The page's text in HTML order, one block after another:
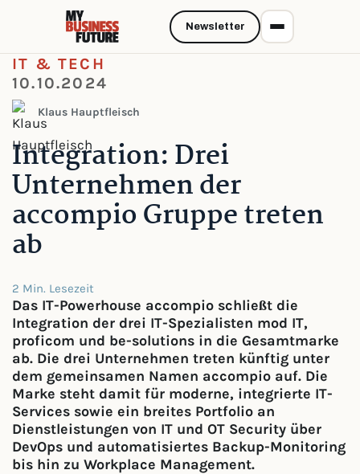
IT & TECH
10.10.2024
Klaus Hauptfleisch
Integration: Drei
Unternehmen der
accompio Gruppe treten
ab
2 Min. Lesezeit
Das IT-Powerhouse accompio schließt die
Integration der drei IT-Spezialisten mod IT,
proficom und be-solutions in die Gesamtmarke
ab. Die drei Unternehmen treten künftig unter
dem gemeinsamen Namen accompio auf. Die
Marke steht damit für moderne, integrierte IT-
Services sowie ein breites Portfolio an
Dienstleistungen von IT und OT Security über
DevOps und automatisiertes Backup-Monitoring
bis hin zu Workplace Management.
Newsletter